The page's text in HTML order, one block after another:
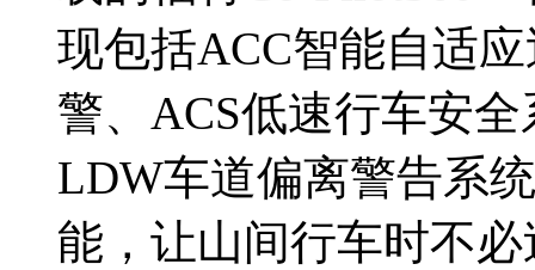
现包括ACC智能自适
警、ACS低速行车安
LDW车道偏离警告系
能，让山间行车时不